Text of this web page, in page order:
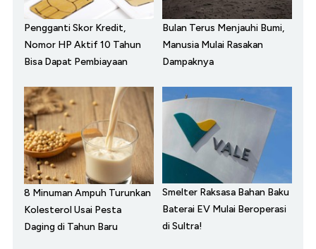
Pengganti Skor Kredit,
Nomor HP Aktif 10 Tahun
Bisa Dapat Pembiayaan
Bulan Terus Menjauhi Bumi,
Manusia Mulai Rasakan
Dampaknya
8 Minuman Ampuh Turunkan
Kolesterol Usai Pesta
Daging di Tahun Baru
Smelter Raksasa Bahan Baku
Baterai EV Mulai Beroperasi
di Sultra!